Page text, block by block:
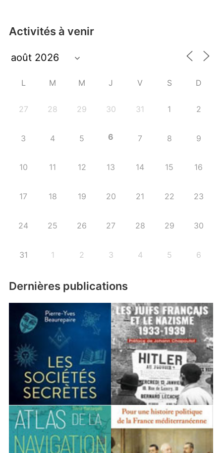
Activités à venir
L M M J V S D
27 28 29 30 31 1 2
3 4 5 6 7 8 9
10 11 12 13 14 15 16
17 18 19 20 21 22 23
24 25 26 27 28 29 30
31 1 2 3 4 5 6
Dernières publications